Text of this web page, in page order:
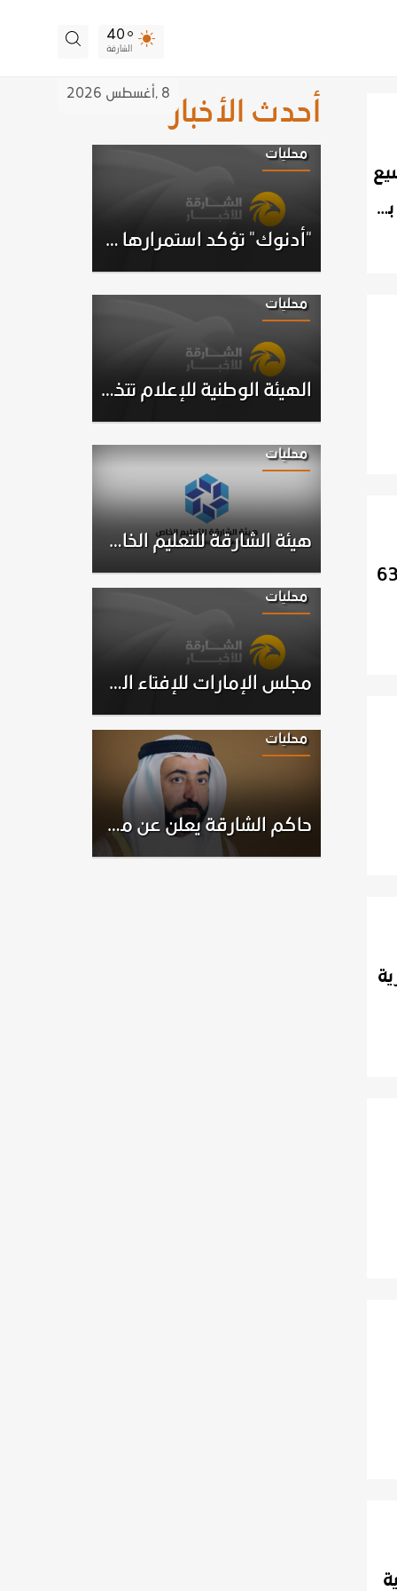
40
الشارقة
8 , أغسطس 2026 أحدث الأخبار
"أدنوك" تؤكد استمرارها في تلبية متطلبات عملائها رغم الظروف والتحديات الاستثنائية
محليات
الهيئة الوطنية للإعلام تتخذ إجراءات قانونية بحق شخصين بعد مخالفتهما معايير المحتوى الإعلامي
محليات
هيئة الشارقة للتعليم الخاص تعلن التقويم المدرسي بدءًا من العام الأكاديمي 2026-2027
محليات
مجلس الإمارات للإفتاء الشرعي يرصد عدداً من الحسابات الإلكترونية المخالفة لنظام ترخيص وتصريح الفتاوى الخاصة
محليات
حاكم الشارقة يعلن عن مشاريع جديدة في كلباء
محليات
نطاق الفحوصات وتكشف عن 1,988 إصابة جديدة بفيروس كورونا